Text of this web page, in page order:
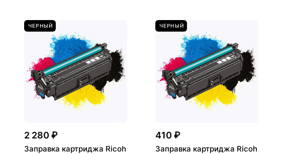
ЧЕРНЫЙ
2 280 ₽
Заправка картриджа Ricoh
ЧЕРНЫЙ
410 ₽
Заправка картриджа Ricoh